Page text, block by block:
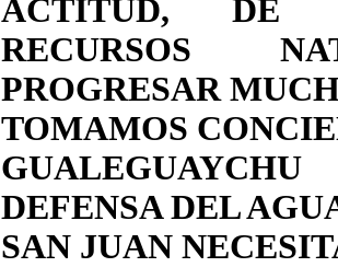
ACTITUD, DE
RECURSOS
PROGRESAR
TOMAMOS
DEFENSA DEL
SAN JUAN